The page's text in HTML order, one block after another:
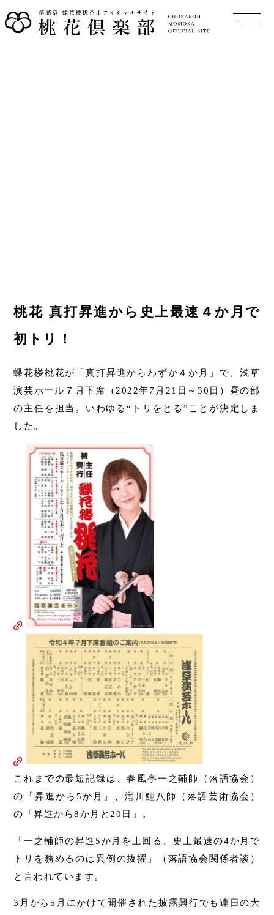
桃花 真打昇進から史上最速４か月で
初トリ！
蝶花楼桃花が「真打昇進からわずか４か月」で、浅草
演芸ホール７月下席（2022年7月21日～30日）昼の部
の主任を担当。いわゆる“トリをとる”ことが決定しま
した。
これまでの最短記録は、春風亭一之輔師（落語協会）
の「昇進から5か月」、瀧川鯉八師（落語芸術協会）
の「昇進から8か月と20日」。
「一之輔師の昇進5か月を上回る、史上最速の4か月で
トリを務めるのは異例の抜擢」（落語協会関係者談）
と言われています。
3月から5月にかけて開催された披露興行でも連日の大